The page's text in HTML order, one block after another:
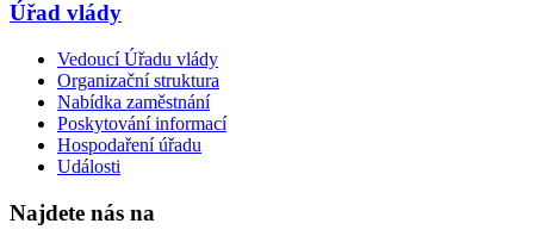
Úřad vlády
Vedoucí Úřadu vlády
Organizační struktura
Nabídka zaměstnání
Poskytování informací
Hospodaření úřadu
Události
Najdete nás na